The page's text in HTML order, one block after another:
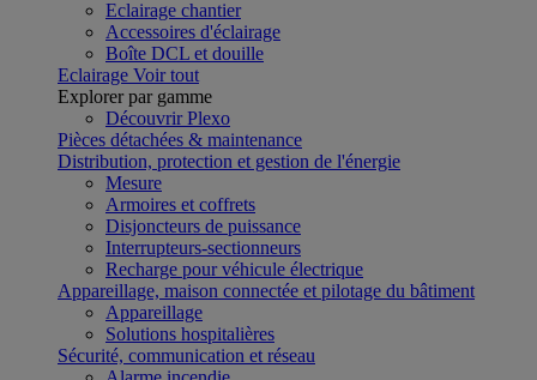
Eclairage chantier
Accessoires d'éclairage
Boîte DCL et douille
Eclairage Voir tout
Explorer par gamme
Découvrir Plexo
Pièces détachées & maintenance
Distribution, protection et gestion de l'énergie
Mesure
Armoires et coffrets
Disjoncteurs de puissance
Interrupteurs-sectionneurs
Recharge pour véhicule électrique
Appareillage, maison connectée et pilotage du bâtiment
Appareillage
Solutions hospitalières
Sécurité, communication et réseau